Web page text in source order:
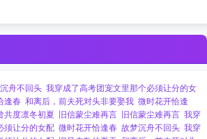
舟不回头 我穿成了高考团宠文里那个必须让分的女
逢春 和离后，前夫死对头非要娶我 微时花开恰逢
共度凛冬初夏 旧信蒙尘难再言 旧信蒙尘难再言 我穿
须让分的女配 微时花开恰逢春 故梦沉舟不回头 我穿